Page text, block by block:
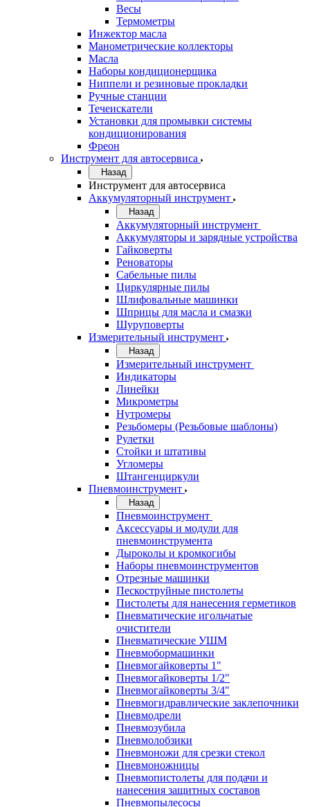
Весы
Термометры
Инжектор масла
Манометрические коллекторы
Масла
Наборы кондиционерщика
Ниппели и резиновые прокладки
Ручные станции
Течеискатели
Установки для промывки системы
кондиционирования
Фреон
Инструмент для автосервиса
Назад
Инструмент для автосервиса
Аккумуляторный инструмент
Назад
Аккумуляторный инструмент
Аккумуляторы и зарядные устройства
Гайковерты
Реноваторы
Сабельные пилы
Циркулярные пилы
Шлифовальные машинки
Шприцы для масла и смазки
Шуруповерты
Измерительный инструмент
Назад
Измерительный инструмент
Индикаторы
Линейки
Микрометры
Нутромеры
Резьбомеры (Резьбовые шаблоны)
Рулетки
Стойки и штативы
Угломеры
Штангенциркули
Пневмоинструмент
Назад
Пневмоинструмент
Аксессуары и модули для
пневмоинструмента
Дыроколы и кромкогибы
Наборы пневмоинструментов
Отрезные машинки
Пескоструйные пистолеты
Пистолеты для нанесения герметиков
Пневматические игольчатые
очистители
Пневматические УШМ
Пневмобормашинки
Пневмогайковерты 1"
Пневмогайковерты 1/2"
Пневмогайковерты 3/4"
Пневмогидравлические заклепочники
Пневмодрели
Пневмозубила
Пневмолобзики
Пневмоножи для срезки стекол
Пневмоножницы
Пневмопистолеты для подачи и
нанесения защитных составов
Пневмопылесосы